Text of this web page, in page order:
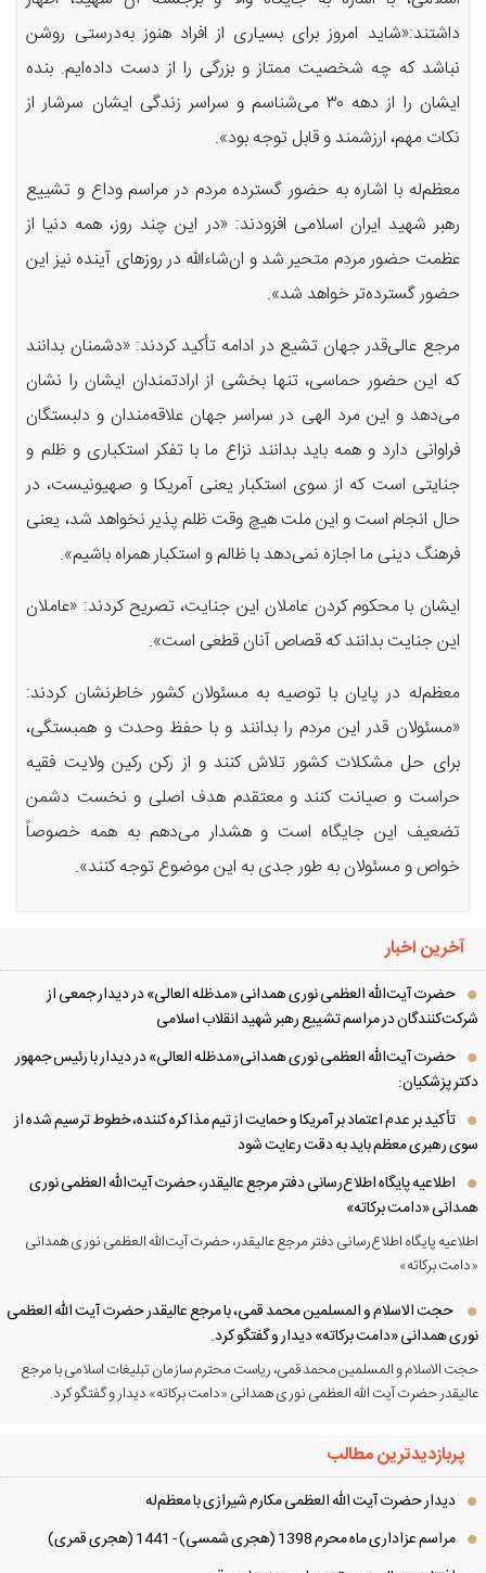
داشتند:«شاید امروز برای بسیاری از افراد هنوز به‌درستی روشن
نباشد که چه شخصیت ممتاز و بزرگی را از دست داده‌ایم. بنده
ایشان را از دهه ۳۰ می‌شناسم و سراسر زندگی ایشان سرشار از
نکات مهم، ارزشمند و قابل توجه بود».
معظم‌له با اشاره به حضور گسترده مردم در مراسم وداع و تشییع
رهبر شهید ایران اسلامی افزودند: «در این چند روز، همه دنیا از
عظمت حضور مردم متحیر شد و ان‌شاء‌الله در روزهای آینده نیز این
حضور گسترده‌تر خواهد شد».
مرجع عالی‌قدر جهان تشیع در ادامه تأکید کردند: «دشمنان بدانند
که این حضور حماسی، تنها بخشی از ارادتمندان ایشان را نشان
می‌دهد و این مرد الهی در سراسر جهان علاقه‌مندان و دلبستگان
فراوانی دارد و همه باید بدانند نزاع ما با تفکر استکباری و ظلم و
جنایتی است که از سوی استکبار یعنی آمریکا و صهیونیست، در
حال انجام است و این ملت هیچ وقت ظلم پذیر نخواهد شد، یعنی
فرهنگ دینی ما اجازه نمی‌دهد با ظالم و استکبار همراه باشیم».
ایشان با محکوم کردن عاملان این جنایت، تصریح کردند: «عاملان
این جنایت بدانند که قصاص آنان قطعی است».
معظم‌له در پایان با توصیه به مسئولان کشور خاطرنشان کردند:
«مسئولان قدر این مردم را بدانند و با حفظ وحدت و همبستگی،
برای حل مشکلات کشور تلاش کنند و از رکن رکین ولایت فقیه
حراست و صیانت کنند و معتقدم هدف اصلی و نخست دشمن
تضعیف این جایگاه است و هشدار می‌دهم به همه خصوصاً
خواص و مسئولان به طور جدی به این موضوع توجه کنند».
آخرین اخبار
حضرت آیت‌الله العظمی نوری همدانی «مدظله العالی» در دیدار جمعی از
در مراسم تشییع رهبر شهید انقلاب اسلامی
حضرت آیت‌الله العظمی نوری همدانی«مدظله العالی» در دیدار با رئیس جمهور
پزشکیان:
تأکید بر عدم اعتماد بر آمریکا و حمایت از تیم مذاکره کننده، خطوط ترسیم شده از
رهبری معظم باید به دقت رعایت شود
اطلاعیه پایگاه اطلاع‌رسانی دفتر مرجع عالیقدر، حضرت آیت‌الله العظمی نوری
«دامت برکاته»
پایگاه اطلاع‌رسانی دفتر مرجع عالیقدر، حضرت آیت‌الله العظمی نوری همدانی
برکاته»
حجت الاسلام و المسلمین محمد قمی، با مرجع عالیقدر حضرت آیت الله العظمی
همدانی «دامت برکاته» دیدار و گفتگو کرد.
الاسلام و المسلمین محمد قمی، ریاست محترم سازمان تبلیغات اسلامی با مرجع
حضرت آیت الله العظمی نوری همدانی «دامت برکاته» دیدار و گفتگو کرد.
پربازدیدترین مطالب
دیدار حضرت آیت الله العظمی مكارم شیرازی با معظم‌له
مراسم عزاداری ماه محرم 1398 (هجری شمسی) - 1441 (هجری قمری)